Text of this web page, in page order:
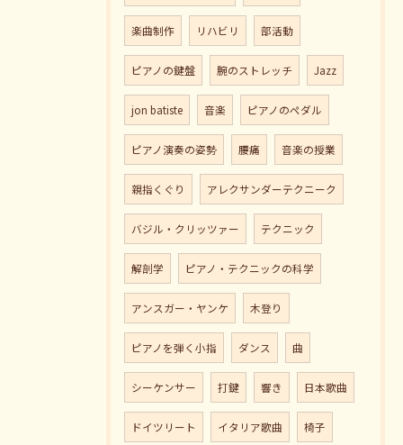
楽曲制作 リハビリ 部活動
ピアノの鍵盤 腕のストレッチ Jazz
jon batiste 音楽 ピアノのペダル
ピアノ演奏の姿勢 腰痛 音楽の授業
親指くぐり アレクサンダーテクニーク
バジル・クリッツァー テクニック
解剖学 ピアノ・テクニックの科学
アンスガー・ヤンケ 木登り
ピアノを弾く小指 ダンス 曲
シーケンサー 打鍵 響き 日本歌曲
ドイツリート イタリア歌曲 椅子